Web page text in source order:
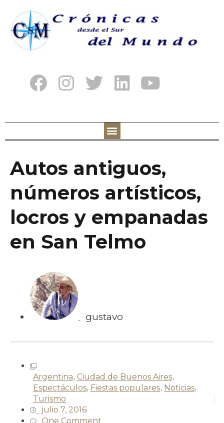
Autos antiguos,
números artísticos,
locros y empanadas
en San Telmo
gustavo
Argentina, Ciudad de Buenos Aires,
Espectáculos, Fiestas populares, Noticias,
Turismo
julio 7, 2016
One Comment